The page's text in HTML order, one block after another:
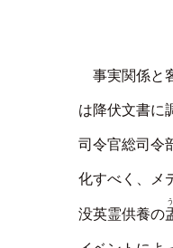
事実関係と
は降伏文書に
司令官総司令
化すべく、メ
没英霊供養の